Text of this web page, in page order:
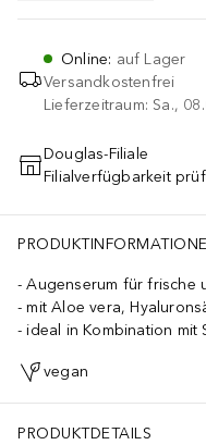
Online: auf Lager
Versandkostenfrei
Lieferzeitraum: Sa.,
IN
Douglas-Filiale
Filialverfügbarkeit
Augenserum für frische
mit Aloe vera,
ideal in Kombination mit
vegan
PRODUKTDETAILS